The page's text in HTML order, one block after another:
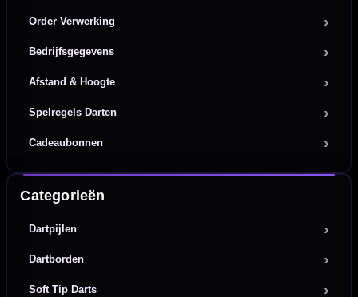
Order Verwerking
Bedrijfsgegevens
Afstand & Hoogte
Spelregels Darten
Cadeaubonnen
Categorieën
Dartpijlen
Dartborden
Soft Tip Darts